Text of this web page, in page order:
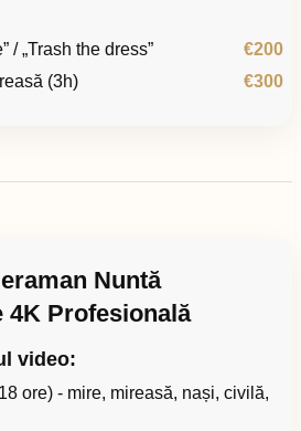
/ „Trash the dress”
€200
(3h)
€300
Nuntă
4K Profesională
video:
ore) - mire, mireasă, nași, civilă,